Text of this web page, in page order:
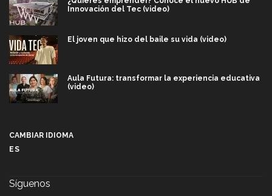
Innovación del Tec (video)
El joven que hizo del baile su vida (video)
Aula Futura: transformar la experiencia educativa
(video)
CAMBIAR IDIOMA
ES
Síguenos